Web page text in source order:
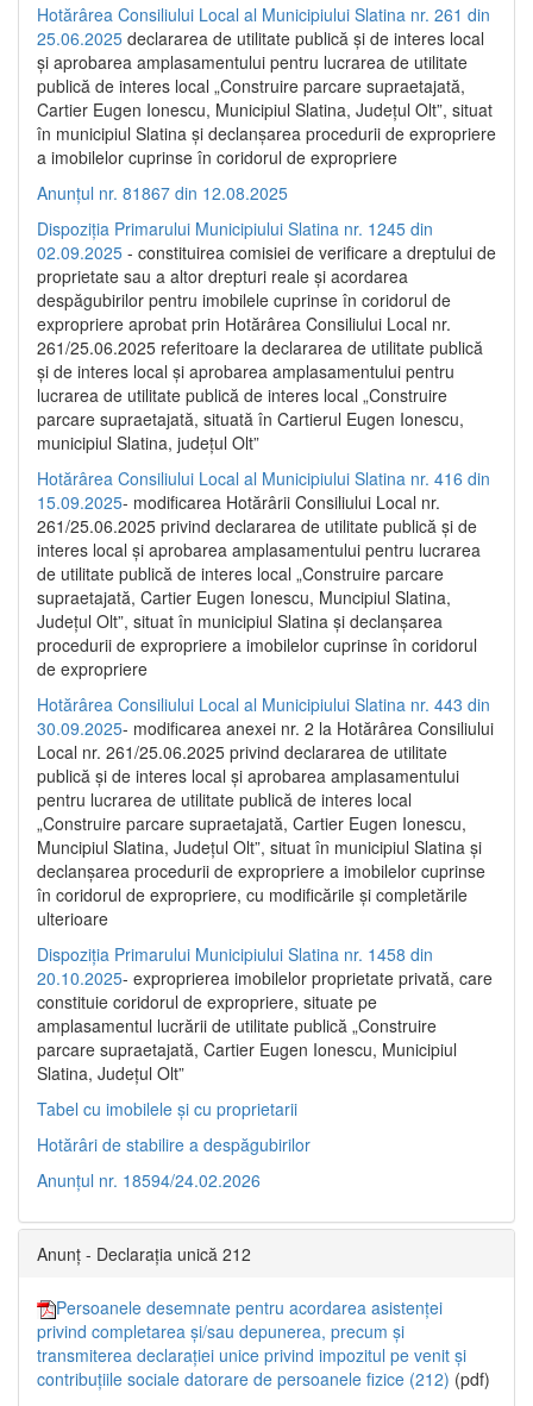
Hotărârea Consiliului Local al Municipiului Slatina nr. 261 din
25.06.2025 declararea de utilitate publică și de interes local
și aprobarea amplasamentului pentru lucrarea de utilitate
publică de interes local „Construire parcare supraetajată,
Cartier Eugen Ionescu, Municipiul Slatina, Județul Olt”, situat
în municipiul Slatina și declanșarea procedurii de expropriere
a imobilelor cuprinse în coridorul de expropriere
Anunțul nr. 81867 din 12.08.2025
Dispoziția Primarului Municipiului Slatina nr. 1245 din
02.09.2025 - constituirea comisiei de verificare a dreptului de
proprietate sau a altor drepturi reale și acordarea
despăgubirilor pentru imobilele cuprinse în coridorul de
expropriere aprobat prin Hotărârea Consiliului Local nr.
261/25.06.2025 referitoare la declararea de utilitate publică
și de interes local și aprobarea amplasamentului pentru
lucrarea de utilitate publică de interes local „Construire
parcare supraetajată, situată în Cartierul Eugen Ionescu,
municipiul Slatina, județul Olt”
Hotărârea Consiliului Local al Municipiului Slatina nr. 416 din
15.09.2025- modificarea Hotărârii Consiliului Local nr.
261/25.06.2025 privind declararea de utilitate publică și de
interes local și aprobarea amplasamentului pentru lucrarea
de utilitate publică de interes local „Construire parcare
supraetajată, Cartier Eugen Ionescu, Muncipiul Slatina,
Județul Olt”, situat în municipiul Slatina și declanșarea
procedurii de expropriere a imobilelor cuprinse în coridorul
de expropriere
Hotărârea Consiliului Local al Municipiului Slatina nr. 443 din
30.09.2025- modificarea anexei nr. 2 la Hotărârea Consiliului
Local nr. 261/25.06.2025 privind declararea de utilitate
publică şi de interes local şi aprobarea amplasamentului
pentru lucrarea de utilitate publică de interes local
„Construire parcare supraetajată, Cartier Eugen Ionescu,
Muncipiul Slatina, Judeţul Olt”, situat în municipiul Slatina şi
declanşarea procedurii de expropriere a imobilelor cuprinse
în coridorul de expropriere, cu modificările şi completările
ulterioare
Dispoziția Primarului Municipiului Slatina nr. 1458 din
20.10.2025- exproprierea imobilelor proprietate privată, care
constituie coridorul de expropriere, situate pe
amplasamentul lucrării de utilitate publică „Construire
parcare supraetajată, Cartier Eugen Ionescu, Municipiul
Slatina, Județul Olt”
Tabel cu imobilele și cu proprietarii
Hotărâri de stabilire a despăgubirilor
Anunțul nr. 18594/24.02.2026
Anunț - Declarația unică 212
Persoanele desemnate pentru acordarea asistenței
privind completarea și/sau depunerea, precum și
transmiterea declarației unice privind impozitul pe venit și
contribuțiile sociale datorare de persoanele fizice (212) (pdf)